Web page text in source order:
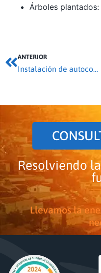
Árboles plantados:
ANTERIOR
Resolviendo
Llevamos la